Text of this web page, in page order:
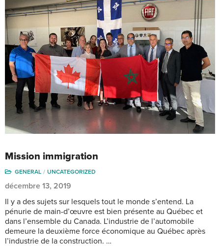
Mission immigration
GENERAL UNCATEGORIZED
décembre 13, 2019
Il y a des sujets sur lesquels tout le monde s’entend. La
pénurie de main-d’œuvre est bien présente au Québec et
dans l’ensemble du Canada. L’industrie de l’automobile
demeure la deuxième force économique au Québec après
l’industrie de la construction. …